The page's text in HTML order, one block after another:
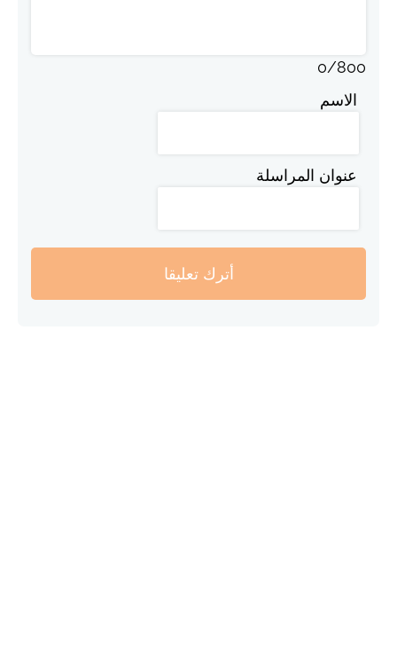
0/800
الاسم
عنوان المراسلة
أترك تعليقا